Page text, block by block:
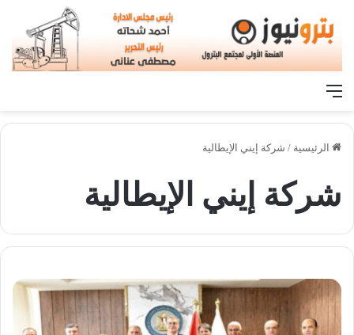
القائمة
الرئيسية / شركة إيني الإيطالية
شركة إيني الإيطالية